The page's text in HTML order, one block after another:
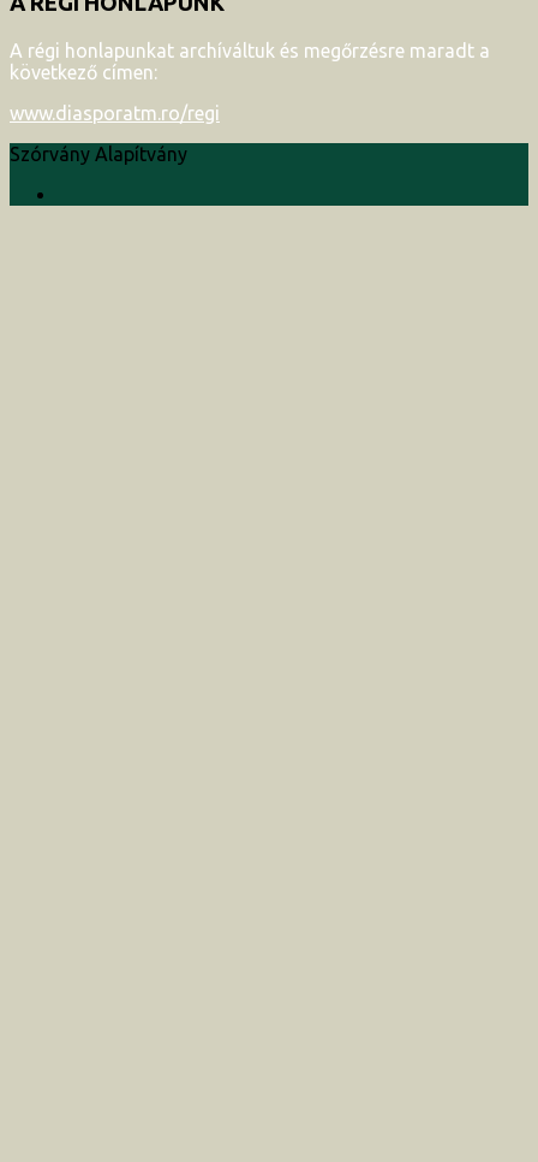
A régi honlapunkat archíváltuk és megőrzésre maradt a
következő címen:
www.diasporatm.ro/regi
Szórvány Alapítvány